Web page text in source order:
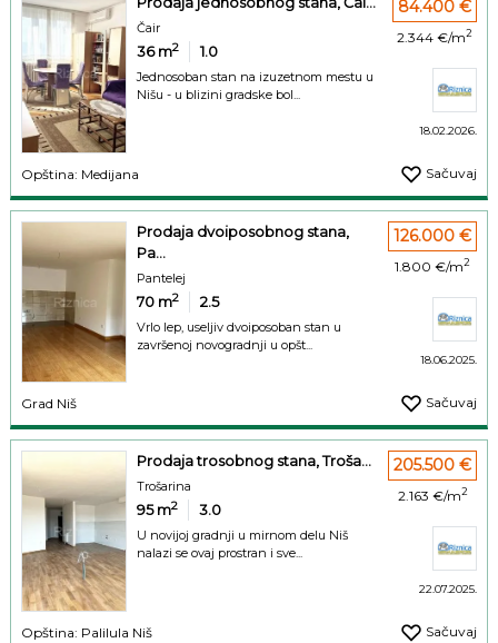
Čair
36m2 1.0
Jednosoban stan na izuzetnom mestu u
Nišu - u blizini gradske bol...
84.400 €
2.344 €/m2
18.02.2026.
Opština: Medijana Sačuvaj
Prodaja dvoiposobnog stana,
Pa...
Pantelej
70 m2 2.5
Vrlo lep, useljiv dvoiposoban stan u
završenoj novogradnji u opšt...
126.000 €
1.800 €/m2
18.06.2025.
Grad Niš Sačuvaj
Prodaja trosobnog stana, Troša...
Trošarina
95m2 3.0
U novijoj gradnji u mirnom delu Niš
nalazi se ovaj prostran i sve...
205.500 €
2.163 €/m2
22.07.2025.
Opština: Palilula Niš Sačuvaj